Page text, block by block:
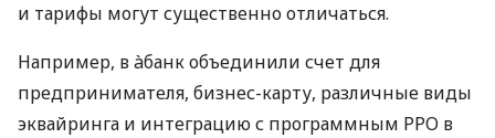
и тарифы могут существенно отличаться.
Например, в àбанк объединили счет для
предпринимателя, бизнес-карту, различные виды
эквайринга и интеграцию с программным РРО в